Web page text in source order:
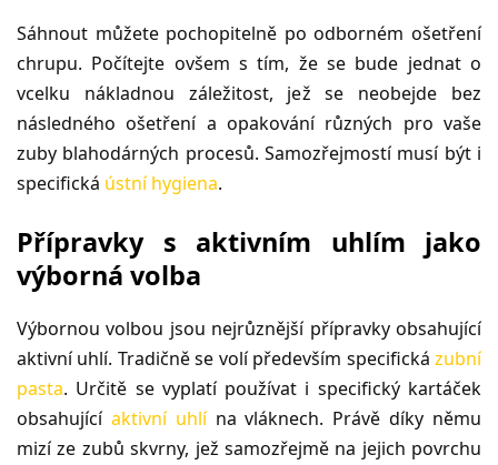
Sáhnout můžete pochopitelně po odborném ošetření
chrupu. Počítejte ovšem s tím, že se bude jednat o
vcelku nákladnou záležitost, jež se neobejde bez
následného ošetření a opakování různých pro vaše
zuby blahodárných procesů. Samozřejmostí musí být i
specifická ústní hygiena.
Přípravky s aktivním uhlím jako
výborná volba
Výbornou volbou jsou nejrůznější přípravky obsahující
aktivní uhlí. Tradičně se volí především specifická zubní
pasta. Určitě se vyplatí používat i specifický kartáček
obsahující aktivní uhlína vláknech. Právě díky němu
mizí ze zubů skvrny, jež samozřejmě na jejich povrchu